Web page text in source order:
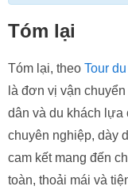
Tóm lại
Tóm lại, theo Tour
là đơn vị vận
dân và du khách lựa
chuyên nghiệp, dày
cam kết mang đến
toàn, thoải mái và